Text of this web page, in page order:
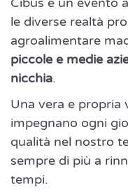
le diverse realtà
agroalimentare
piccole e medie
nicchia.
Una vera e
impegnano ogni
qualità nel nostro
sempre di più a
tempi.